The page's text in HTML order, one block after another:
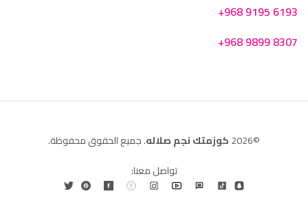
+968 9195 6193
+968 9899 8307
©2026 كوزمتك نجم صلاله. جميع الحقوق محفوظة.
تواصل معنا: